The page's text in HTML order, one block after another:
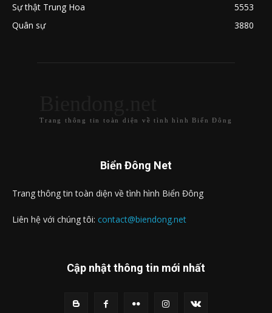
Sự thật Trung Hoa
5553
Quân sự
3880
Trang thông tin toàn diện về tình hình Biển Đông
Biển Đông Net
Trang thông tin toàn diện về tình hình Biển Đông
Liên hệ với chúng tôi: contact@biendong.net
Cập nhật thông tin mới nhất